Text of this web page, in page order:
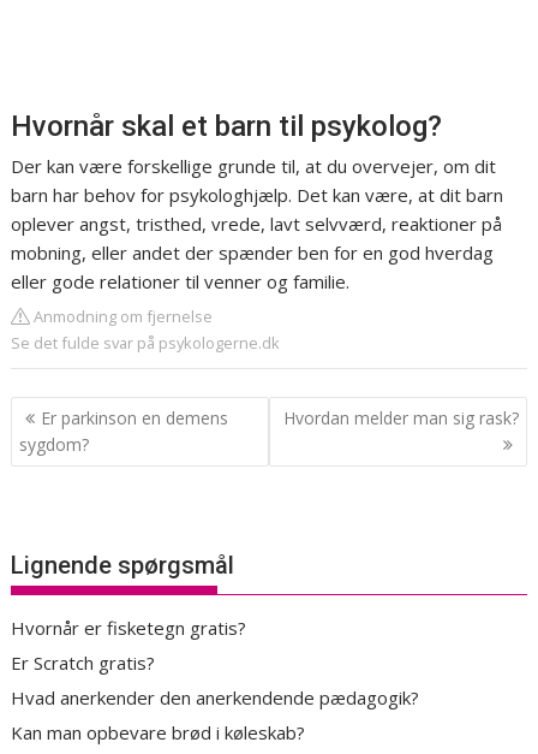
Hvornår skal et barn til psykolog?
Der kan være forskellige grunde til, at du overvejer, om dit
barn har behov for psykologhjælp. Det kan være, at dit barn
oplever angst, tristhed, vrede, lavt selvværd, reaktioner på
mobning, eller andet der spænder ben for en god hverdag
eller gode relationer til venner og familie.
Anmodning om fjernelse
Se det fulde svar på psykologerne.dk
Indlægsnavigation
Er parkinson en demens
sygdom?
Hvordan melder man sig rask?
Lignende spørgsmål
Hvornår er fisketegn gratis?
Er Scratch gratis?
Hvad anerkender den anerkendende pædagogik?
Kan man opbevare brød i køleskab?